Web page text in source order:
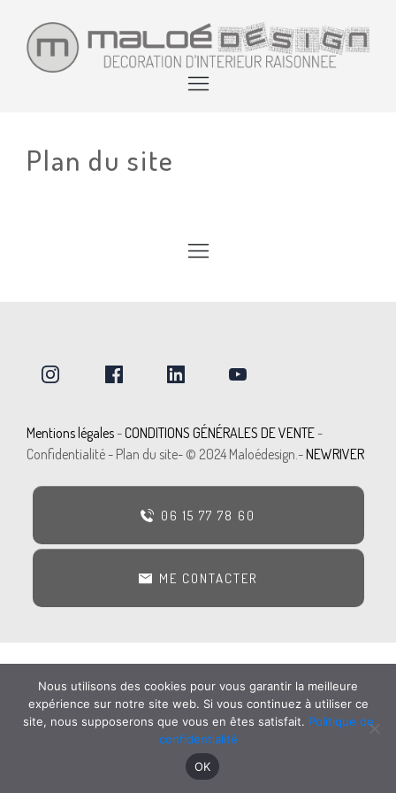
Plan du site
Mentions légal es-CONDITIONS GÉNÉRALES DE VENTE-
Confidentialité - Plan du site- © 2024 Maloédesign.-NEWRIVER
06 15 77 78 60
ME CONTACTER
Nous utilisons des cookies pour vous garantir la meilleure
expérience sur notre site web. Si vous continuez à utiliser ce
site, nous supposerons que vous en êtes satisfait. Politique de
confidentialité
OK